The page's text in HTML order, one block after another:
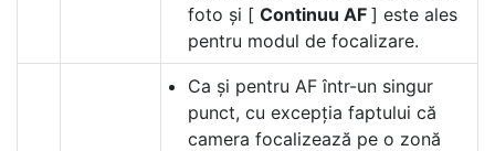
foto și [ Continuu AF ] este ales
pentru modul de focalizare.
Ca și pentru AF într-un singur
punct, cu excepția faptului că
camera focalizează pe o zonă